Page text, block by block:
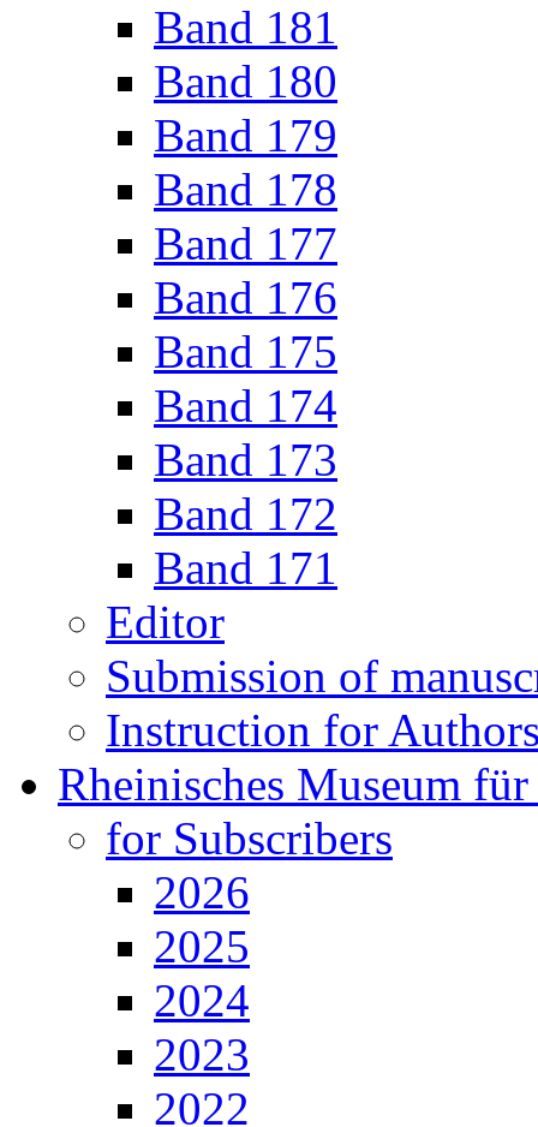
Band 181
Band 180
Band 179
Band 178
Band 177
Band 176
Band 175
Band 174
Band 173
Band 172
Band 171
Editor
Submission of
Instruction for
Rheinisches Museum
for Subscribers
2026
2025
2024
2023
2022